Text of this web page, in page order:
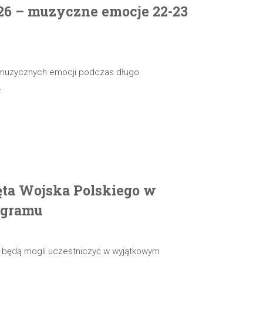
– muzyczne emocje 22-23
emocji podczas długo
Wojska Polskiego w
mogli uczestniczyć w wyjątkowym